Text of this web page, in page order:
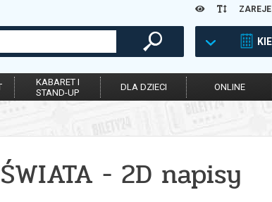
KABARET I
STAND-UP
DLA DZIECI ONLINE
- 2D napisy